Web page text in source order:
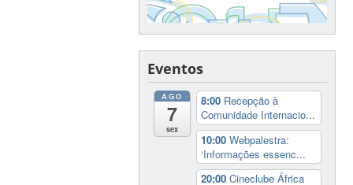
Eventos
AGO
7
sex
8:00 Recepção à
Comunidade Internacio...
10:00Webpalestra:
‘Informações essenc...
20:00Cineclube África